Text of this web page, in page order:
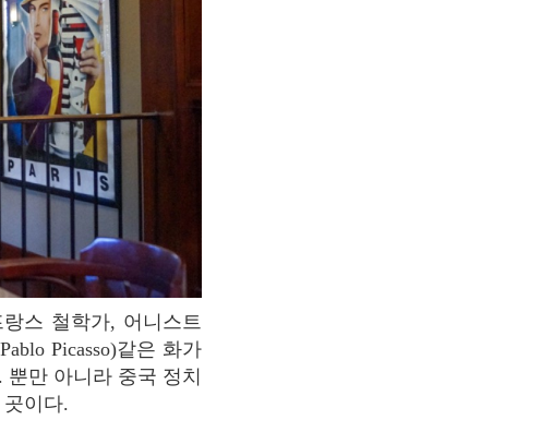
Picasso)같은 화가
만 아니라 중국 정치
이다.